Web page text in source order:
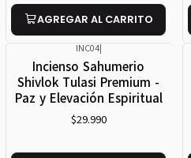
AGREGAR AL CARRITO
INC04|
Incienso Sahumerio
Shivlok Tulasi Premium -
Paz y Elevación Espiritual
$29.990